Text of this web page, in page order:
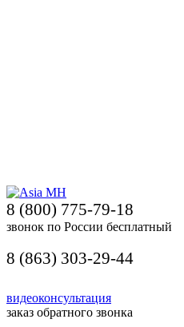
8 (800) 775-79-18
звонок по России бесплатный
8 (863) 303-29-44
видеоконсультация
заказ обратного звонка